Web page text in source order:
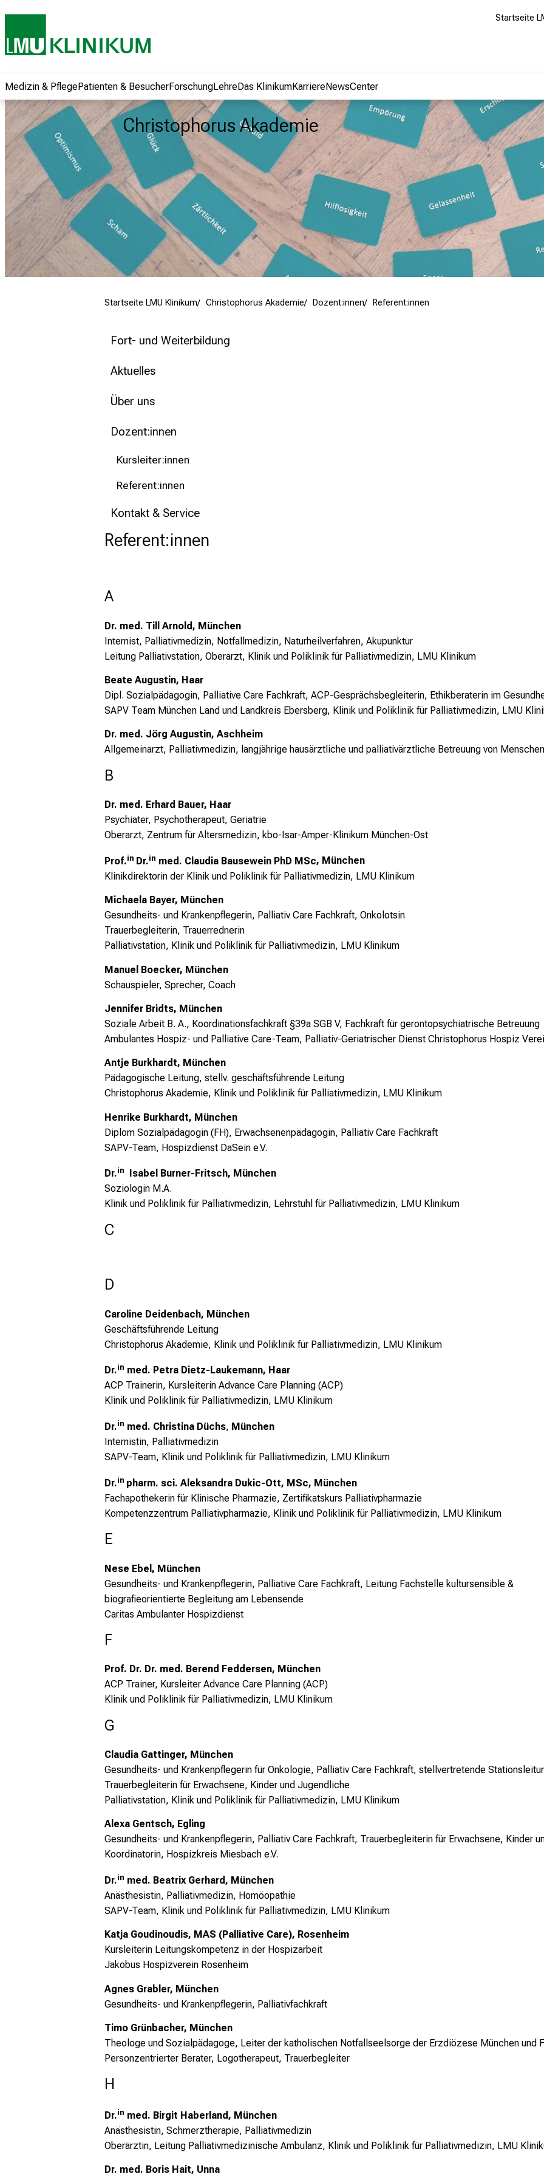
Startseite
Medizin & PflegePatienten & BesucherForschungLehreDas KlinikumKarriereNewsCenter
Christophorus Akademie
Startseite LMU Klinikum Christophorus Akademie Dozent:innen Referent:innen
Fort- und Weiterbildung
Aktuelles
Über uns
Dozent:innen
Kursleiter:innen
Referent:innen
Kontakt & Service
Referent:innen
A
Dr. med. Till Arnold, München
Internist, Palliativmedizin, Notfallmedizin, Naturheilverfahren, Akupunktur
Leitung Palliativstation, Oberarzt, Klinik und Poliklinik für Palliativmedizin, LMU Klinikum
Beate Augustin, Haar
Dipl. Sozialpädagogin, Palliative Care Fachkraft, ACP-Gesprächsbegleiterin, Ethikberaterin im
SAPV Team München Land und Landkreis Ebersberg, Klinik und Poliklinik für Palliativmedizin, LMU
Dr. med. Jörg Augustin, Aschheim
Allgemeinarzt, Palliativmedizin, langjährige hausärztliche und palliativärztliche Betreuung von
B
Dr. med. Erhard Bauer, Haar
Psychiater, Psychotherapeut, Geriatrie
Oberarzt, Zentrum für Altersmedizin, kbo-Isar-Amper-Klinikum München-Ost
Prof.in Dr.in med. Claudia Bausewein PhD MSc, München
Klinikdirektorin der Klinik und Poliklinik für Palliativmedizin, LMU Klinikum
Michaela Bayer, München
Gesundheits- und Krankenpflegerin, Palliativ Care Fachkraft, Onkolotsin
Trauerbegleiterin, Trauerrednerin
Palliativstation, Klinik und Poliklinik für Palliativmedizin, LMU Klinikum
Manuel Boecker, München
Schauspieler, Sprecher, Coach
Jennifer Bridts, München
Soziale Arbeit B. A., Koordinationsfachkraft §39a SGB V, Fachkraft für gerontopsychiatrische Betreuung
Ambulantes Hospiz- und Palliative Care-Team, Palliativ-Geriatrischer Dienst Christophorus Hospiz
Antje Burkhardt, München
Pädagogische Leitung, stellv. geschäftsführende Leitung
Christophorus Akademie, Klinik und Poliklinik für Palliativmedizin, LMU Klinikum
Henrike Burkhardt, München
Diplom Sozialpädagogin (FH), Erwachsenenpädagogin, Palliativ Care Fachkraft
SAPV-Team, Hospizdienst DaSein e.V.
Dr.in
Isabel Burner-Fritsch, München
Soziologin M.A.
Klinik und Poliklinik für Palliativmedizin, Lehrstuhl für Palliativmedizin, LMU Klinikum
C
D
Caroline Deidenbach, München
Geschäftsführende Leitung
Christophorus Akademie, Klinik und Poliklinik für Palliativmedizin, LMU Klinikum
Dr.in med. Petra Dietz-Laukemann, Haar
ACP Trainerin, Kursleiterin Advance Care Planning (ACP)
Klinik und Poliklinik für Palliativmedizin, LMU Klinikum
Dr.in med. Christina Düchs, München
Internistin, Palliativmedizin
SAPV-Team, Klinik und Poliklinik für Palliativmedizin, LMU Klinikum
Dr.in pharm. sci. Aleksandra Dukic-Ott, MSc, München
Fachapothekerin für Klinische Pharmazie, Zertifikatskurs Palliativpharmazie
Kompetenzzentrum Palliativpharmazie, Klinik und Poliklinik für Palliativmedizin, LMU Klinikum
E
Nese Ebel, München
Gesundheits- und Krankenpflegerin, Palliative Care Fachkraft, Leitung Fachstelle kultursensible &
biografieorientierte Begleitung am Lebensende
Caritas Ambulanter Hospizdienst
F
Prof. Dr. Dr. med. Berend Feddersen, München
ACP Trainer, Kursleiter Advance Care Planning (ACP)
Klinik und Poliklinik für Palliativmedizin, LMU Klinikum
G
Claudia Gattinger, München
Gesundheits- und Krankenpflegerin für Onkologie, Palliativ Care Fachkraft, stellvertretende
Trauerbegleiterin für Erwachsene, Kinder und Jugendliche
Palliativstation, Klinik und Poliklinik für Palliativmedizin, LMU Klinikum
Alexa Gentsch, Egling
Gesundheits- und Krankenpflegerin, Palliativ Care Fachkraft, Trauerbegleiterin für Erwachsene, Kinder
Koordinatorin, Hospizkreis Miesbach e.V.
Dr.in med. Beatrix Gerhard, München
Anästhesistin, Palliativmedizin, Homöopathie
SAPV-Team, Klinik und Poliklinik für Palliativmedizin, LMU Klinikum
Katja Goudinoudis, MAS (Palliative Care), Rosenheim
Kursleiterin Leitungskompetenz in der Hospizarbeit
Jakobus Hospizverein Rosenheim
Agnes Grabler, München
Gesundheits- und Krankenpflegerin, Palliativfachkraft
Timo Grünbacher, München
Theologe und Sozialpädagoge, Leiter der katholischen Notfallseelsorge der Erzdiözese München und
Personzentrierter Berater, Logotherapeut, Trauerbegleiter
H
Dr.in med. Birgit Haberland, München
Anästhesistin, Schmerztherapie, Palliativmedizin
Oberärztin, Leitung Palliativmedizinische Ambulanz, Klinik und Poliklinik für Palliativmedizin, LMU
Dr. med. Boris Hait, Unna
Informationen zu
Jobs, Ausbildungen
Weiterbildungen.
Kommen Sie
vorbei, tauschen
Sie sich mit
Kollegen aus und
lassen Sie sich von
der gelebten
Pflegewissenschaft
begeistern – ganz
unverbindlich und
ohne Anmeldung.
mehr Informationen